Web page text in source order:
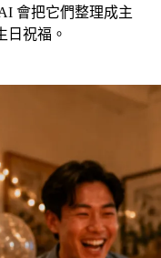
會把它們整理成主
日祝福。